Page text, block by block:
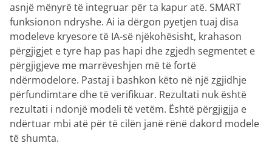
asnjë mënyrë të integruar për ta kapur atë. SMART
funksionon ndryshe. Ai ia dërgon pyetjen tuaj disa
modeleve kryesore të IA-së njëkohësisht, krahason
përgjigjet e tyre hap pas hapi dhe zgjedh segmentet e
përgjigjeve me marrëveshjen më të fortë
ndërmodelore. Pastaj i bashkon këto në një zgjidhje
përfundimtare dhe të verifikuar. Rezultati nuk është
rezultati i ndonjë modeli të vetëm. Është përgjigjja e
ndërtuar mbi atë për të cilën janë rënë dakord modele
të shumta.